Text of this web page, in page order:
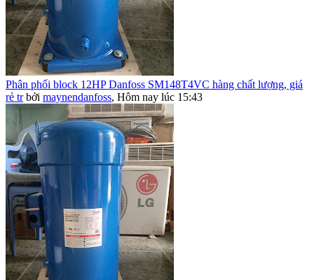
Phân phối block 12HP Danfoss SM148T4VC hàng chất lượng, giá
rẻ tr bởi maynendanfoss, Hôm nay lúc 15:43